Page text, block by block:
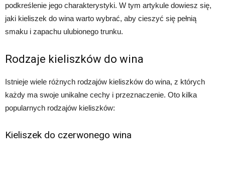
podkreślenie jego charakterystyki. W tym artykule dowiesz się,
jaki kieliszek do wina warto wybrać, aby cieszyć się pełnią
smaku i zapachu ulubionego trunku.
Rodzaje kieliszków do wina
Istnieje wiele różnych rodzajów kieliszków do wina, z których
każdy ma swoje unikalne cechy i przeznaczenie. Oto kilka
popularnych rodzajów kieliszków:
Kieliszek do czerwonego wina